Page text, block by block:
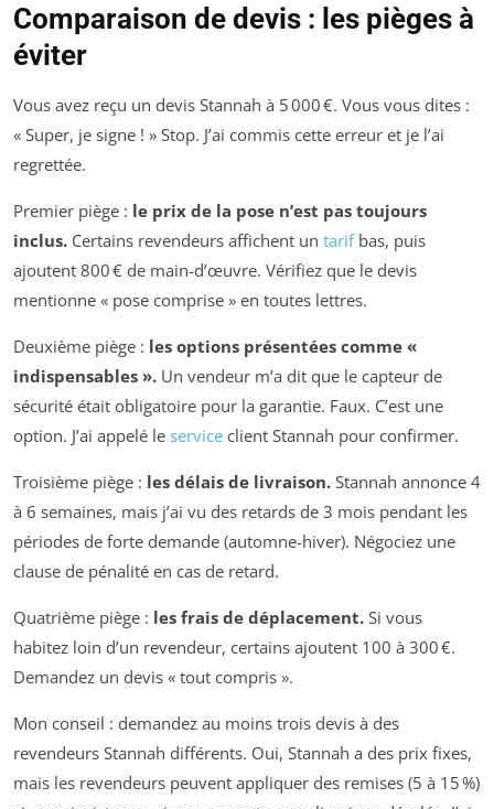
Comparaison de devis : les pièges à
éviter
Vous avez reçu un devis Stannah à 5 000 €. Vous vous dites :
« Super, je signe ! » Stop. J’ai commis cette erreur et je l’ai
regrettée.
Premier piège : le prix de la pose n’est pas toujours
inclus. Certains revendeurs affichent un tarifbas, puis
ajoutent 800 € de main-d’œuvre. Vérifiez que le devis
mentionne « pose comprise » en toutes lettres.
Deuxième piège : les options présentées comme «
indispensables ». Un vendeur m’a dit que le capteur de
sécurité était obligatoire pour la garantie. Faux. C’est une
option. J’ai appelé le service client Stannah pour confirmer.
Troisième piège : les délais de livraison. Stannah annonce 4
à 6 semaines, mais j’ai vu des retards de 3 mois pendant les
périodes de forte demande (automne-hiver). Négociez une
clause de pénalité en cas de retard.
Quatrième piège : les frais de déplacement. Si vous
habitez loin d’un revendeur, certains ajoutent 100 à 300 €.
Demandez un devis « tout compris ».
Mon conseil : demandez au moins trois devis à des
revendeurs Stannah différents. Oui, Stannah a des prix fixes,
mais les revendeurs peuvent appliquer des remises (5 à 15 %)